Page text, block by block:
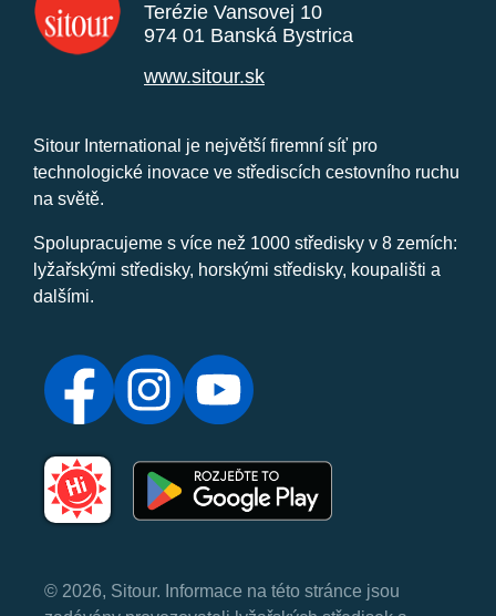
Terézie Vansovej 10
974 01 Banská Bystrica
www.sitour.sk
Sitour International je největší firemní síť pro
technologické inovace ve střediscích cestovního ruchu
na světě.
Spolupracujeme s více než 1000 středisky v 8 zemích:
lyžařskými středisky, horskými středisky, koupališti a
dalšími.
© 2026, Sitour. Informace na této stránce jsou